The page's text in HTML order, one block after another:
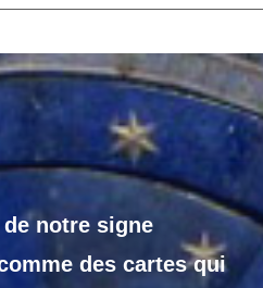
notre signe
des cartes qui